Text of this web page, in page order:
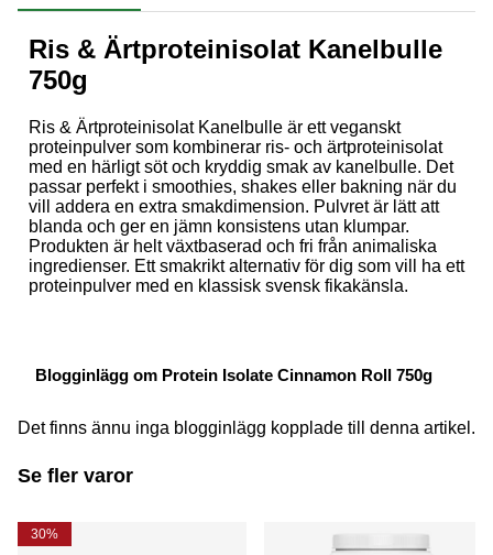
Ris & Ärtproteinisolat Kanelbulle
750g
Ris & Ärtproteinisolat Kanelbulle är ett veganskt
proteinpulver som kombinerar ris- och ärtproteinisolat
med en härligt söt och kryddig smak av kanelbulle. Det
passar perfekt i smoothies, shakes eller bakning när du
vill addera en extra smakdimension. Pulvret är lätt att
blanda och ger en jämn konsistens utan klumpar.
Produkten är helt växtbaserad och fri från animaliska
ingredienser. Ett smakrikt alternativ för dig som vill ha ett
proteinpulver med en klassisk svensk fikakänsla.
Blogginlägg om Protein Isolate Cinnamon Roll 750g
Det finns ännu inga blogginlägg kopplade till denna artikel.
Se fler varor
30%